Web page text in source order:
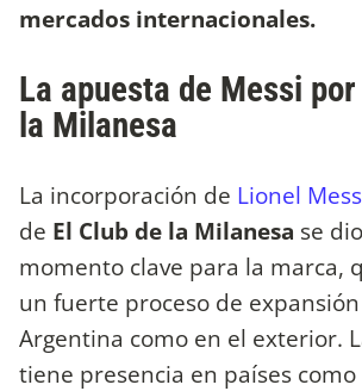
mercados internacionales.
La apuesta de Messi
la Milanesa
La incorporación de Lionel
de El Club de la Milanesa se
momento clave para la marca,
un fuerte proceso de
Argentina como en el exterior.
tiene presencia en países